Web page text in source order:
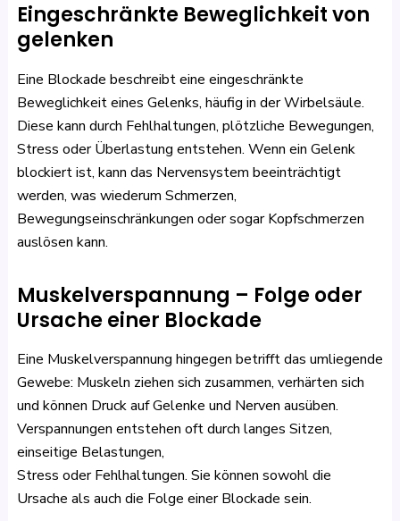
Eingeschränkte Beweglichkeit von
gelenken
Eine Blockade beschreibt eine eingeschränkte
Beweglichkeit eines Gelenks, häufig in der Wirbelsäule.
Diese kann durch Fehlhaltungen, plötzliche Bewegungen,
Stress oder Überlastung entstehen. Wenn ein Gelenk
blockiert ist, kann das Nervensystem beeinträchtigt
werden, was wiederum Schmerzen,
Bewegungseinschränkungen oder sogar Kopfschmerzen
auslösen kann.
Muskelverspannung – Folge oder
Ursache einer Blockade
Eine Muskelverspannung hingegen betrifft das umliegende
Gewebe: Muskeln ziehen sich zusammen, verhärten sich
und können Druck auf Gelenke und Nerven ausüben.
Verspannungen entstehen oft durch langes Sitzen,
einseitige Belastungen,
Stress oder Fehlhaltungen. Sie können sowohl die
Ursache als auch die Folge einer Blockade sein.